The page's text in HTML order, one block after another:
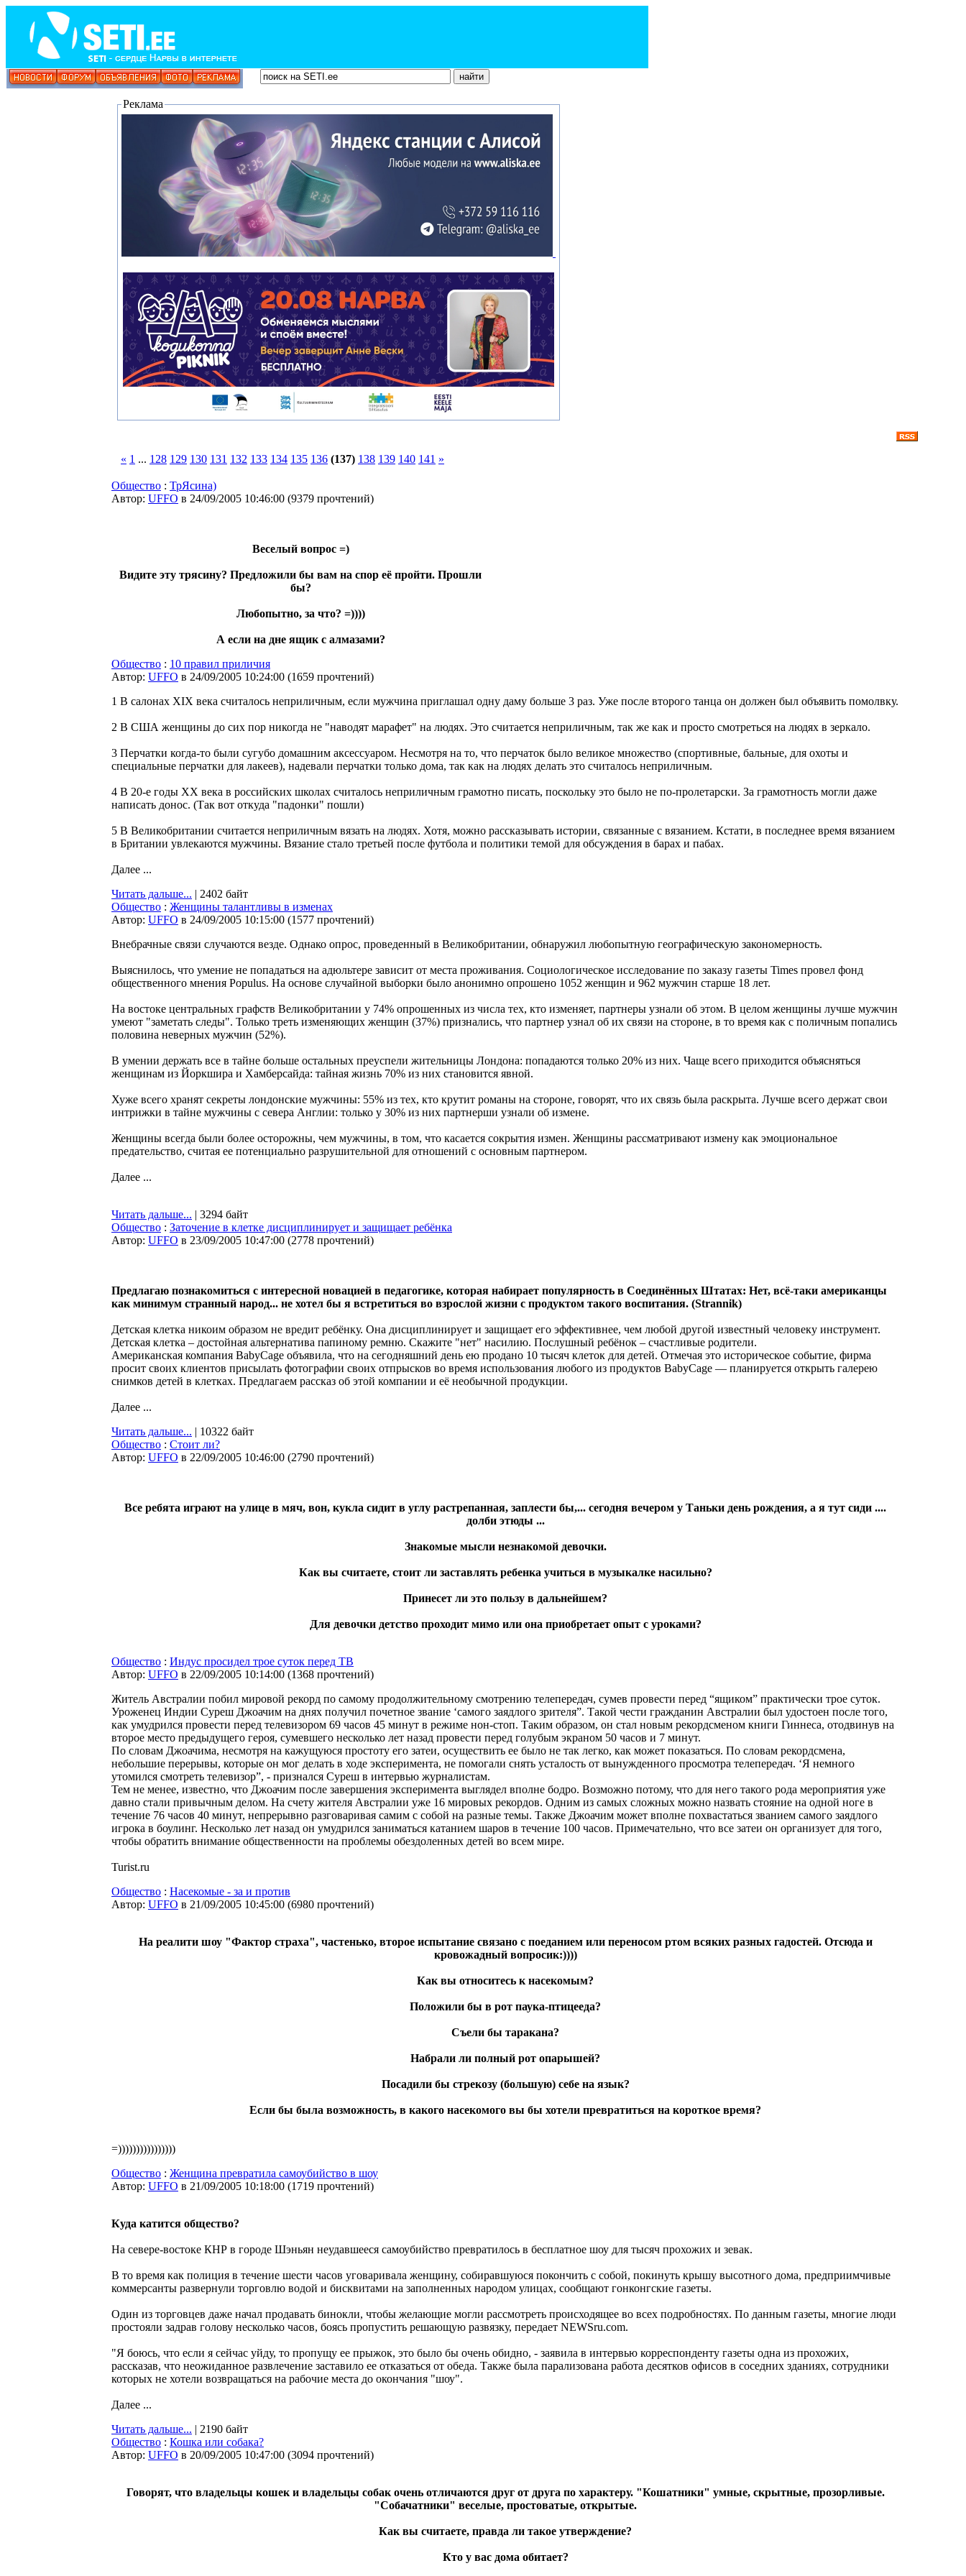
Реклама
« 1 ... 128 129 130 131 132 133 134 135 136 (137) 138 139 140 141 »
Общество : ТрЯсина)
Автор: UFFO в 24/09/2005 10:46:00 (9379 прочтений)
Веселый вопрос =)
Видите эту трясину? Предложили бы вам на спор её пройти. Прошли
бы?
Любопытно, за что? =))))
А если на дне ящик с алмазами?
Общество : 10 правил приличия
Автор: UFFO в 24/09/2005 10:24:00 (1659 прочтений)
1 В салонах XIX века считалось неприличным, если мужчина приглашал одну даму больше 3 раз. Уже после второго танца он должен был объявить помолвку.
2 В США женщины до сих пор никогда не "наводят марафет" на людях. Это считается неприличным, так же как и просто смотреться на людях в зеркало.
3 Перчатки когда-то были сугубо домашним аксессуаром. Несмотря на то, что перчаток было великое множество (спортивные, бальные, для охоты и
специальные перчатки для лакеев), надевали перчатки только дома, так как на людях делать это считалось неприличным.
4 В 20-е годы XX века в российских школах считалось неприличным грамотно писать, поскольку это было не по-пролетарски. За грамотность могли даже
написать донос. (Так вот откуда "падонки" пошли)
5 В Великобритании считается неприличным вязать на людях. Хотя, можно рассказывать истории, связанные с вязанием. Кстати, в последнее время вязанием
в Британии увлекаются мужчины. Вязание стало третьей после футбола и политики темой для обсуждения в барах и пабах.
Далее ...
Читать дальше... | 2402 байт
Общество : Женщины талантливы в изменах
Автор: UFFO в 24/09/2005 10:15:00 (1577 прочтений)
Внебрачные связи случаются везде. Однако опрос, проведенный в Великобритании, обнаружил любопытную географическую закономерность.
Выяснилось, что умение не попадаться на адюльтере зависит от места проживания. Социологическое исследование по заказу газеты Times провел фонд
общественного мнения Populus. На основе случайной выборки было анонимно опрошено 1052 женщин и 962 мужчин старше 18 лет.
На востоке центральных графств Великобритании у 74% опрошенных из числа тех, кто изменяет, партнеры узнали об этом. В целом женщины лучше мужчин
умеют "заметать следы". Только треть изменяющих женщин (37%) признались, что партнер узнал об их связи на стороне, в то время как с поличным попались
половина неверных мужчин (52%).
В умении держать все в тайне больше остальных преуспели жительницы Лондона: попадаются только 20% из них. Чаще всего приходится объясняться
женщинам из Йоркшира и Хамберсайда: тайная жизнь 70% из них становится явной.
Хуже всего хранят секреты лондонские мужчины: 55% из тех, кто крутит романы на стороне, говорят, что их связь была раскрыта. Лучше всего держат свои
интрижки в тайне мужчины с севера Англии: только у 30% из них партнерши узнали об измене.
Женщины всегда были более осторожны, чем мужчины, в том, что касается сокрытия измен. Женщины рассматривают измену как эмоциональное
предательство, считая ее потенциально разрушительной для отношений с основным партнером.
Далее ...
Читать дальше... | 3294 байт
Общество : Заточение в клетке дисциплинирует и защищает ребёнка
Автор: UFFO в 23/09/2005 10:47:00 (2778 прочтений)
Предлагаю познакомиться с интересной новацией в педагогике, которая набирает популярность в Соединённых Штатах: Нет, всё-таки американцы
как минимум странный народ... не хотел бы я встретиться во взрослой жизни с продуктом такого воспитания. (Strannik)
Детская клетка никоим образом не вредит ребёнку. Она дисциплинирует и защищает его эффективнее, чем любой другой известный человеку инструмент.
Детская клетка – достойная альтернатива папиному ремню. Скажите "нет" насилию. Послушный ребёнок – счастливые родители.
Американская компания BabyCage объявила, что на сегодняшний день ею продано 10 тысяч клеток для детей. Отмечая это историческое событие, фирма
просит своих клиентов присылать фотографии своих отпрысков во время использования любого из продуктов BabyCage — планируется открыть галерею
снимков детей в клетках. Предлагаем рассказ об этой компании и её необычной продукции.
Далее ...
Читать дальше... | 10322 байт
Общество : Стоит ли?
Автор: UFFO в 22/09/2005 10:46:00 (2790 прочтений)
Все ребята играют на улице в мяч, вон, кукла сидит в углу растрепанная, заплести бы,... сегодня вечером у Таньки день рождения, а я тут сиди ....
долби этюды ...
Знакомые мысли незнакомой девочки.
Как вы считаете, стоит ли заставлять ребенка учиться в музыкалке насильно?
Принесет ли это пользу в дальнейшем?
Для девочки детство проходит мимо или она приобретает опыт с уроками?
Общество : Индус просидел трое суток перед ТВ
Автор: UFFO в 22/09/2005 10:14:00 (1368 прочтений)
Житель Австралии побил мировой рекорд по самому продолжительному смотрению телепередач, сумев провести перед “ящиком” практически трое суток.
Уроженец Индии Суреш Джоачим на днях получил почетное звание ‘самого заядлого зрителя”. Такой чести гражданин Австралии был удостоен после того,
как умудрился провести перед телевизором 69 часов 45 минут в режиме нон-стоп. Таким образом, он стал новым рекордсменом книги Гиннеса, отодвинув на
второе место предыдущего героя, сумевшего несколько лет назад провести перед голубым экраном 50 часов и 7 минут.
По словам Джоачима, несмотря на кажущуюся простоту его затеи, осуществить ее было не так легко, как может показаться. По словам рекордсмена,
небольшие перерывы, которые он мог делать в ходе эксперимента, не помогали снять усталость от вынужденного просмотра телепередач. ‘Я немного
утомился смотреть телевизор”, - признался Суреш в интервью журналистам.
Тем не менее, известно, что Джоачим после завершения эксперимента выглядел вполне бодро. Возможно потому, что для него такого рода мероприятия уже
давно стали привычным делом. На счету жителя Австралии уже 16 мировых рекордов. Одним из самых сложных можно назвать стояние на одной ноге в
течение 76 часов 40 минут, непрерывно разговаривая самим с собой на разные темы. Также Джоачим может вполне похвастаться званием самого заядлого
игрока в боулинг. Несколько лет назад он умудрился заниматься катанием шаров в течение 100 часов. Примечательно, что все затеи он организует для того,
чтобы обратить внимание общественности на проблемы обездоленных детей во всем мире.
Turist.ru
Общество : Насекомые - за и против
Автор: UFFO в 21/09/2005 10:45:00 (6980 прочтений)
На реалити шоу "Фактор страха", частенько, второе испытание связано с поеданием или переносом ртом всяких разных гадостей. Отсюда и
кровожадный вопросик:))))
Как вы относитесь к насекомым?
Положили бы в рот паука-птицееда?
Съели бы таракана?
Набрали ли полный рот опарышей?
Посадили бы стрекозу (большую) себе на язык?
Если бы была возможность, в какого насекомого вы бы хотели превратиться на короткое время?
=))))))))))))))))
Общество : Женщина превратила самоубийство в шоу
Автор: UFFO в 21/09/2005 10:18:00 (1719 прочтений)
Куда катится общество?
На севере-востоке КНР в городе Шэньян неудавшееся самоубийство превратилось в бесплатное шоу для тысяч прохожих и зевак.
В то время как полиция в течение шести часов уговаривала женщину, собиравшуюся покончить с собой, покинуть крышу высотного дома, предприимчивые
коммерсанты развернули торговлю водой и бисквитами на заполненных народом улицах, сообщают гонконгские газеты.
Один из торговцев даже начал продавать бинокли, чтобы желающие могли рассмотреть происходящее во всех подробностях. По данным газеты, многие люди
простояли задрав голову несколько часов, боясь пропустить решающую развязку, передает NEWSru.com.
"Я боюсь, что если я сейчас уйду, то пропущу ее прыжок, это было бы очень обидно, - заявила в интервью корреспонденту газеты одна из прохожих,
рассказав, что неожиданное развлечение заставило ее отказаться от обеда. Также была парализована работа десятков офисов в соседних зданиях, сотрудники
которых не хотели возвращаться на рабочие места до окончания "шоу".
Далее ...
Читать дальше... | 2190 байт
Общество : Кошка или собака?
Автор: UFFO в 20/09/2005 10:47:00 (3094 прочтений)
Говорят, что владельцы кошек и владельцы собак очень отличаются друг от друга по характеру. "Кошатники" умные, скрытные, прозорливые.
"Собачатники" веселые, простоватые, открытые.
Как вы считаете, правда ли такое утверждение?
Кто у вас дома обитает?